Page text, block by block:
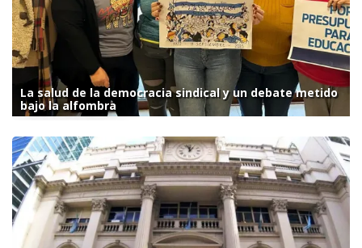
La salud de la democracia sindical y un debate metido
bajo la alfombra